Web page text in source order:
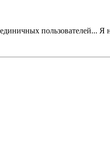
пользователей...